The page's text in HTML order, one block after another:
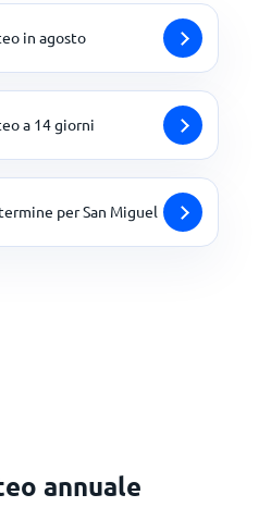
in agosto
a 14 giorni
per San Miguel
annuale